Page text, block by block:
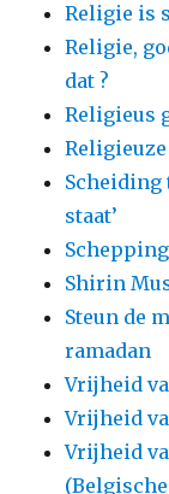
Religie is
Religie,
dat ?
Religieus
Scheiding
staat’
Shirin
Steun de
ramadan
Vrijheid
Vrijheid
Vrijheid